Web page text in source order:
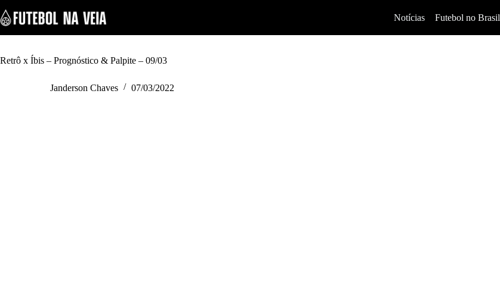
k
i
p
o
Notícias Futebol no Brasil
Retrô x Íbis – Prognóstico & Palpite – 09/03
Janderson Chaves 07/03/2022